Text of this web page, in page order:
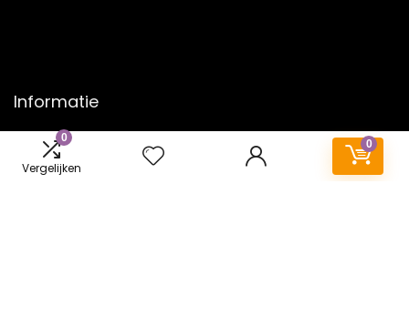
0
Vergelijken
0
Informatie
Contact
Klantenservice